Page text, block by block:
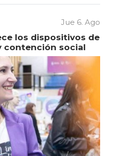
Jue 6. Ago
los dispositivos de
contención social